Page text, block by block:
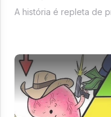
A história é repleta de